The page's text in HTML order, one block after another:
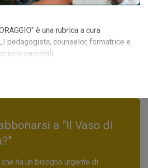
è una rubrica a cura
pedagogista, counselor, formatrice e
parentali.
a "Il Vaso di
ha un bisogno urgente di